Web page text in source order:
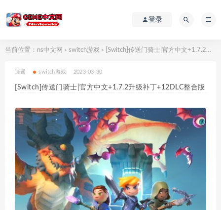
登录
当前位置： ns中文网 > switch游戏 > [Switch]传送门骑士|官方中文+1.7.2升级补丁+12DLC整合版
逍遥 switch游戏 2023-03-30
[Switch]传送门骑士|官方中文+1.7.2升级补丁+12DLC整合版